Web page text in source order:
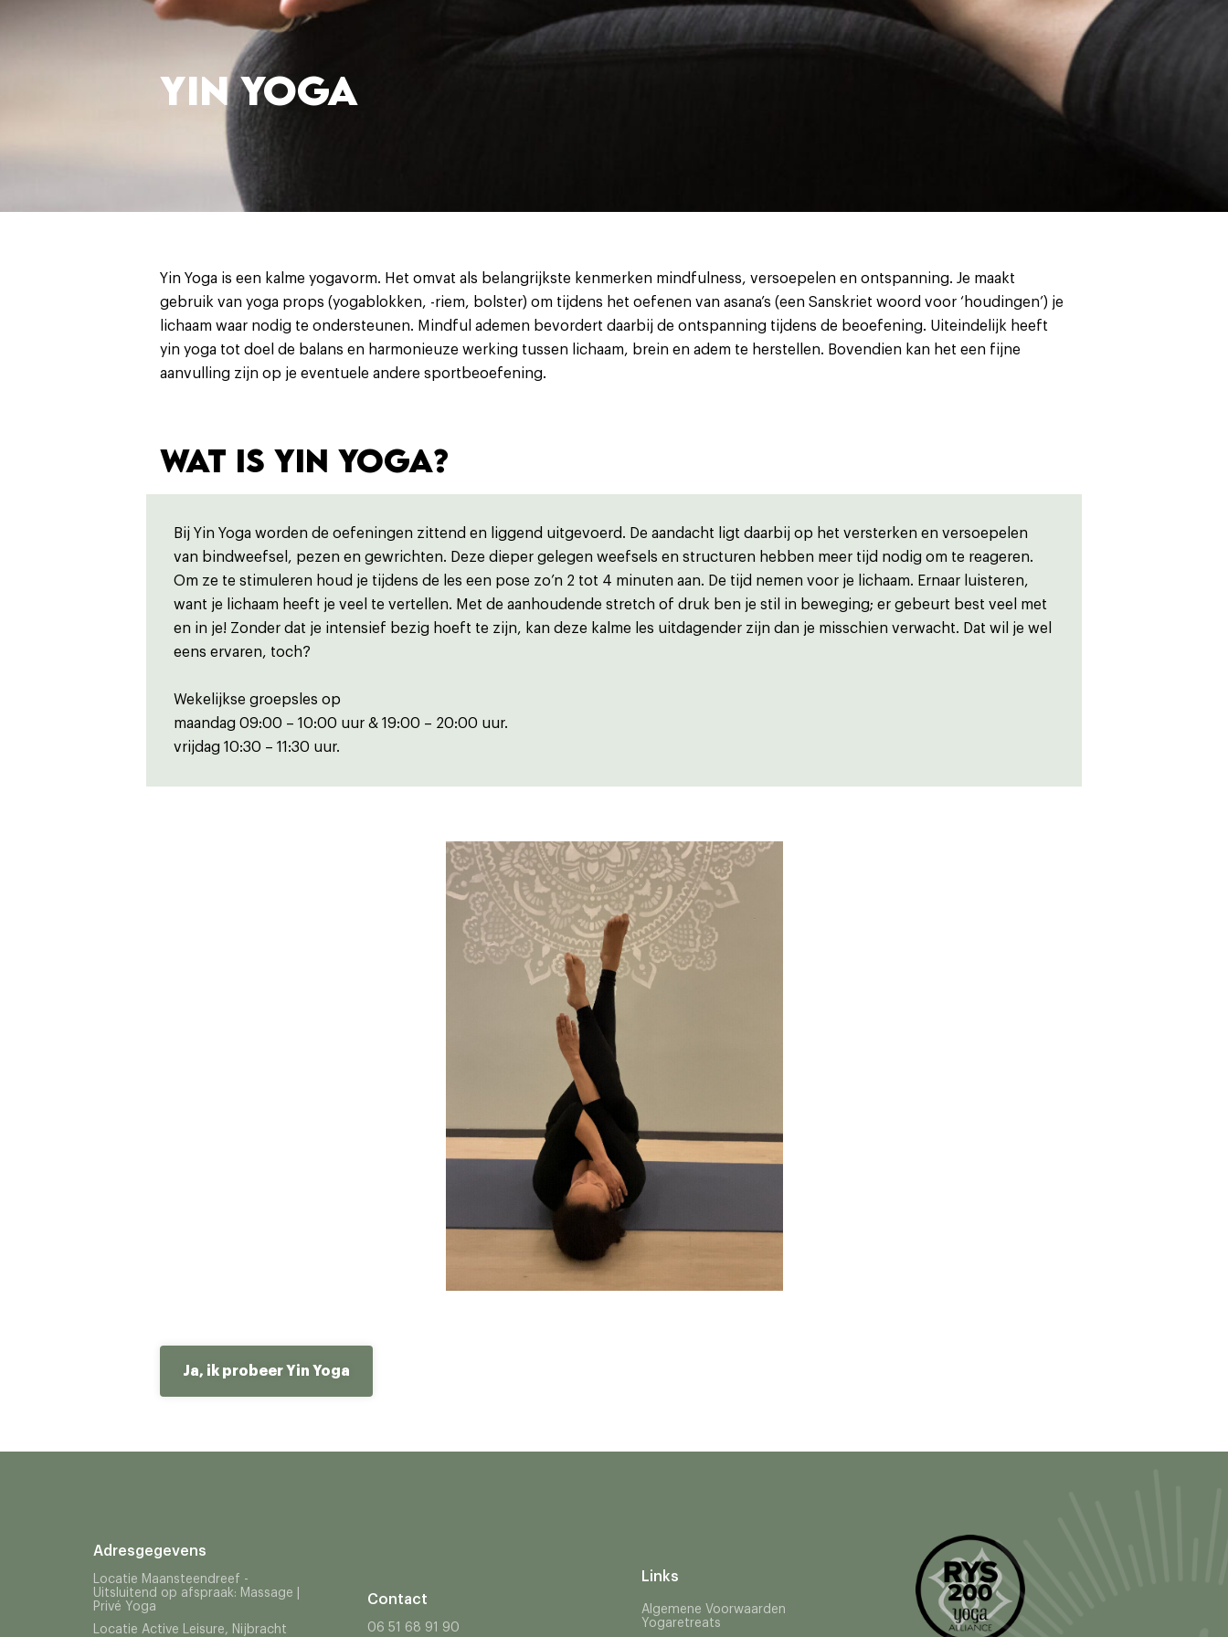
YIN YOGA
Yin Yoga is een kalme yogavorm. Het omvat als belangrijkste kenmerken mindfulness, versoepelen en ontspanning. Je maakt
gebruik van yoga props (yogablokken, -riem, bolster) om tijdens het oefenen van asana’s (een Sanskriet woord voor ‘houdingen’) je
lichaam waar nodig te ondersteunen. Mindful ademen bevordert daarbij de ontspanning tijdens de beoefening. Uiteindelijk heeft
yin yoga tot doel de balans en harmonieuze werking tussen lichaam, brein en adem te herstellen. Bovendien kan het een fijne
aanvulling zijn op je eventuele andere sportbeoefening.
WAT IS YIN YOGA?
Bij Yin Yoga worden de oefeningen zittend en liggend uitgevoerd. De aandacht ligt daarbij op het versterken en versoepelen
van bindweefsel, pezen en gewrichten. Deze dieper gelegen weefsels en structuren hebben meer tijd nodig om te reageren.
Om ze te stimuleren houd je tijdens de les een pose zo’n 2 tot 4 minuten aan. De tijd nemen voor je lichaam. Ernaar luisteren,
want je lichaam heeft je veel te vertellen. Met de aanhoudende stretch of druk ben je stil in beweging; er gebeurt best veel met
en in je! Zonder dat je intensief bezig hoeft te zijn, kan deze kalme les uitdagender zijn dan je misschien verwacht. Dat wil je wel
eens ervaren, toch?
Wekelijkse groepsles op
maandag 09:00 – 10:00 uur & 19:00 – 20:00 uur.
vrijdag 10:30 – 11:30 uur.
Ja, ik probeer Yin Yoga
Adresgegevens
Locatie Maansteendreef -
Uitsluitend op afspraak: Massage |
Privé Yoga
Locatie Active Leisure, Nijbracht
Contact
06 51 68 91 90
Links
Algemene Voorwaarden
Yogaretreats